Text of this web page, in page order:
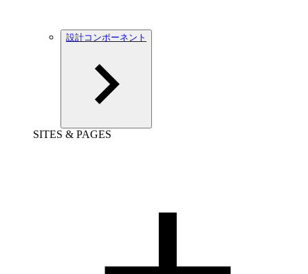
設計コンポーネント
SITES & PAGES